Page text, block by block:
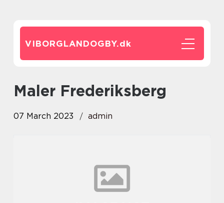
VIBORGLANDOGBY.dk
Maler Frederiksberg
07 March 2023 admin